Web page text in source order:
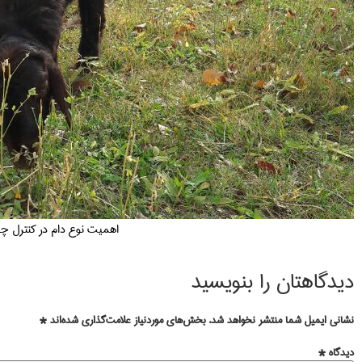
اهمیت نوع دام در کنترل
دیدگاهتان را بنویسید
نشانی ایمیل شما منتشر نخواهد شد. بخش‌های موردنیاز علامت‌گذاری شده‌اند*
دیدگاه*